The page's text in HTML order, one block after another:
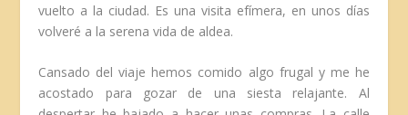
vuelto a la ciudad. Es una visita efímera, en unos días
volveré a la serena vida de aldea.
Cansado del viaje hemos comido algo frugal y me he
acostado para gozar de una siesta relajante. Al